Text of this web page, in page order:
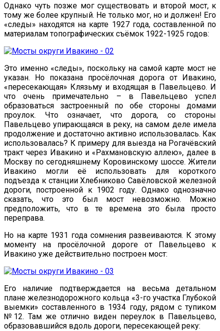
Однако чуть позже мог существовать и второй мост, к
тому же более крупный. Не только мог, но и должен! Его
«следы» находятся на карте 1927 года, составленной по
материалам топографических съёмок 1922-1925 годов:
Это именно «следы», поскольку на самой карте мост не
указан. Но показана просёлочная дорога от Ивакино,
«пересекающая» Клязьму и входящая в Павельцево. И
что очень примечательно – в Павельцево успел
образоваться застроенный по обе стороны домами
проулок. Что означает, что дорога, со стороны
Павельцево упирающаяся в реку, на самом деле имела
продолжение и достаточно активно использовалась. Как
использовалась? К примеру для выезда на Рогачёвский
тракт через Ивакино и «Рахмановскую аллею», далее в
Москву по сегодняшнему Коровинскому шоссе. Жители
Ивакино могли её использовать для короткого
подъезда к станции Хлебниково Савёловской железной
дороги, построенной к 1902 году. Однако однозначно
сказать, что это был мост невозможно. Можно
предположить, что в те времена это была просто
переправа.
Но на карте 1931 года сомнения развеиваются. К этому
моменту на просёлочной дороге от Павельцево к
Ивакино уже действительно построен мост:
Его наличие подтверждается на весьма детальном
плане железнодорожного кольца «3-го участка Глубокой
выемки» составленного в 1934 году, рядом с тупиком
№12. Там же отлично виден переулок в Павельцево,
образовавшийся вдоль дороги, пересекающей реку: